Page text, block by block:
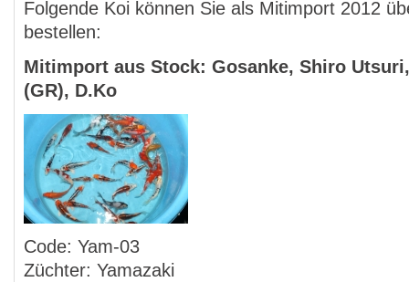
Folgende Koi können Sie als Mitimport 2012
bestellen:
Mitimport aus Stock: Gosanke, Shiro
(GR), D.Ko
Code: Yam-03
Züchter: Yamazaki